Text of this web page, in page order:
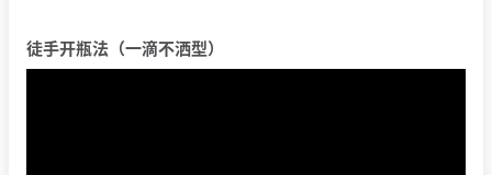
徒手开瓶法（一滴不洒型）